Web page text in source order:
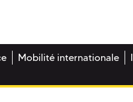
Mobilité internationale